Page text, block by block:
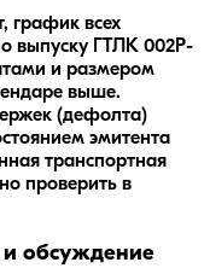
график всех
выпуску ГТЛК 002P-
и размером
выше.
(дефолта)
эмитента
транспортная
проверить в
и обсуждение